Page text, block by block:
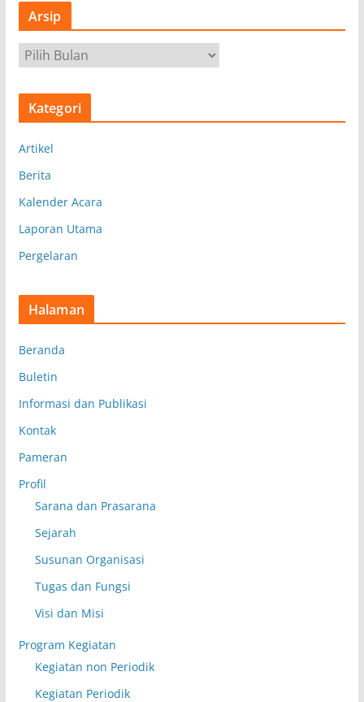
Arsip
r
s
Kategori
Artikel
Berita
Kalender Acara
Laporan Utama
Pergelaran
Halaman
Beranda
Buletin
Informasi dan Publikasi
Kontak
Pameran
Profil
Sarana dan Prasarana
Sejarah
Susunan Organisasi
Tugas dan Fungsi
Visi dan Misi
Program Kegiatan
Kegiatan non Periodik
Kegiatan Periodik